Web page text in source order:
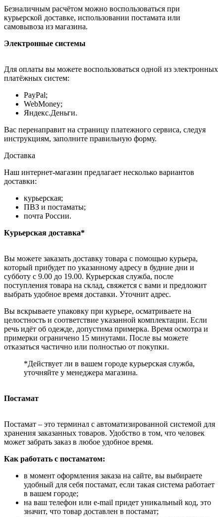
Безналичным расчётом можно воспользоваться при
курьерской доставке, использовании постамата или
самовывоза из магазина.
Электронные системы
Для оплаты вы можете воспользоваться одной из электронных
платёжных систем:
PayPal;
WebMoney;
Яндекс.Деньги.
Вас перенаправит на страницу платежного сервиса, следуя
инструкциям, заполните правильную форму.
Доставка
Наш интернет-магазин предлагает несколько вариантов
доставки:
курьерская;
ПВЗ и постаматы;
почта России.
Курьерская доставка*
Вы можете заказать доставку товара с помощью курьера,
который прибудет по указанному адресу в будние дни и
субботу с 9.00 до 19.00. Курьерская служба, после
поступления товара на склад, свяжется с вами и предложит
выбрать удобное время доставки. Уточнит адрес.
Вы вскрываете упаковку при курьере, осматриваете на
целостность и соответствие указанной комплектации. Если
речь идёт об одежде, допустима примерка. Время осмотра и
примерки ограничено 15 минутами. После вы можете
отказаться частично или полностью от покупки.
*Действует ли в вашем городе курьерская служба,
уточняйте у менеджера магазина.
Постамат
Постамат – это терминал с автоматизированной системой для
хранения заказанных товаров. Удобство в том, что человек
может забрать заказ в любое удобное время.
Как работать с постаматом:
в момент оформления заказа на сайте, вы выбираете
удобный для себя постамат, если такая система работает
в вашем городе;
на ваш телефон или e-mail придет уникальный код, это
значит, что товар доставлен в постамат;